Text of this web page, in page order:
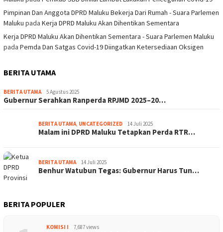
Pimpinan Dan Anggota DPRD Maluku Bekerja Dari Rumah - Suara Parlemen
Maluku pada Kerja DPRD Maluku Akan Dihentikan Sementara
Kerja DPRD Maluku Akan Dihentikan Sementara - Suara Parlemen Maluku
pada Pemda Dan Satgas Covid-19 Diingatkan Ketersediaan Oksigen
BERITA UTAMA
BERITA UTAMA 5 Agustus 2025
Gubernur Serahkan Ranperda RPJMD 2025–20…
BERITA UTAMA, UNCATEGORIZED 14 Juli 2025
Malam ini DPRD Maluku Tetapkan Perda RTR…
BERITA UTAMA 14 Juli 2025
Benhur Watubun Tegas: Gubernur Harus Tun…
BERITA POPULER
KOMISI I 7,687 views